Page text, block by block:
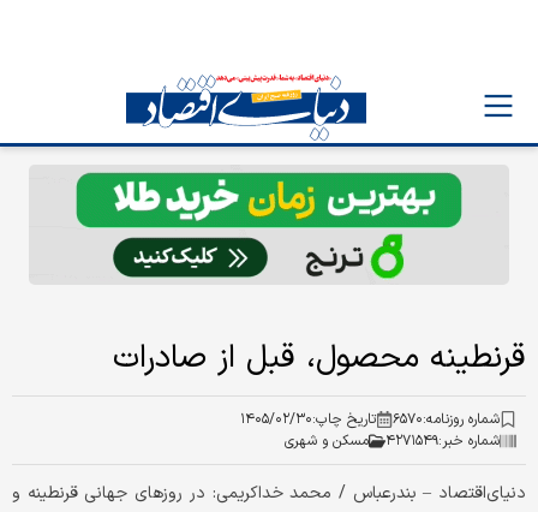
قرنطینه محصول، قبل از صادرات
شماره روزنامه:۶۵۷۰ تاریخ چاپ:۱۴۰۵/۰۲/۳۰
شماره خبر:۴۲۷۱۵۴۹ مسکن و شهری
دنیای‌اقتصاد – بندرعباس / محمد خداکریمی: در روزهای جهانی قرنطینه و